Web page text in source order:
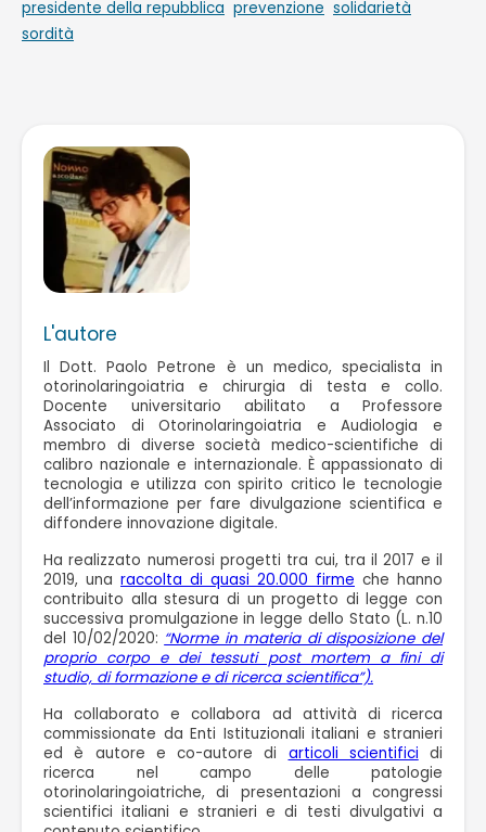
presidente della repubblica prevenzione solidarietà
sordità
L'autore
Il Dott. Paolo Petrone è un medico, specialista in
otorinolaringoiatria e chirurgia di testa e collo.
Docente universitario abilitato a Professore
Associato di Otorinolaringoiatria e Audiologia e
membro di diverse società medico-scientifiche di
calibro nazionale e internazionale. È appassionato di
tecnologia e utilizza con spirito critico le tecnologie
dell’informazione per fare divulgazione scientifica e
diffondere innovazione digitale.
Ha realizzato numerosi progetti tra cui, tra il 2017 e il
2019, una raccolta di quasi 20.000 firme che hanno
contribuito alla stesura di un progetto di legge con
successiva promulgazione in legge dello Stato (L. n.10
del 10/02/2020: “Norme in materia di disposizione del
proprio corpo e dei tessuti post mortem a fini di
studio, di formazione e di ricerca scientifica”).
Ha collaborato e collabora ad attività di ricerca
commissionate da Enti Istituzionali italiani e stranieri
ed è autore e co-autore di articoli scientifici di
ricerca nel campo delle patologie
otorinolaringoiatriche, di presentazioni a congressi
scientifici italiani e stranieri e di testi divulgativi a